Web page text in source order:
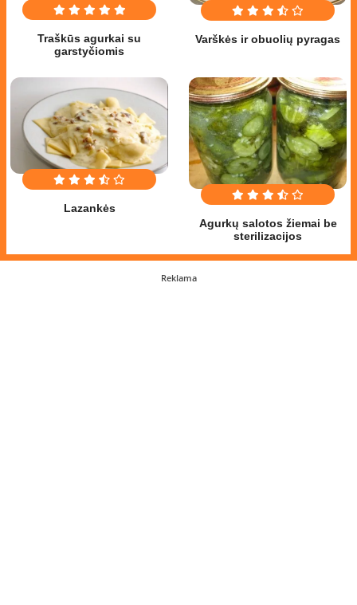
Traškūs agurkai su
garstyčiomis
Varškės ir obuolių pyragas
Lazankės
Agurkų salotos žiemai be
sterilizacijos
Reklama